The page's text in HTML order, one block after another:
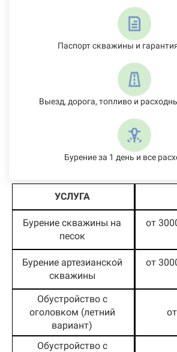
Паспорт скважины и
Выезд, дорога, топливо и
Бурение за 1 день и все
УСЛУГА
Бурение скважины на
песок
от
Бурение артезианской
скважины
от
Обустройство с
оголовком (летний
вариант)
Обустройство с